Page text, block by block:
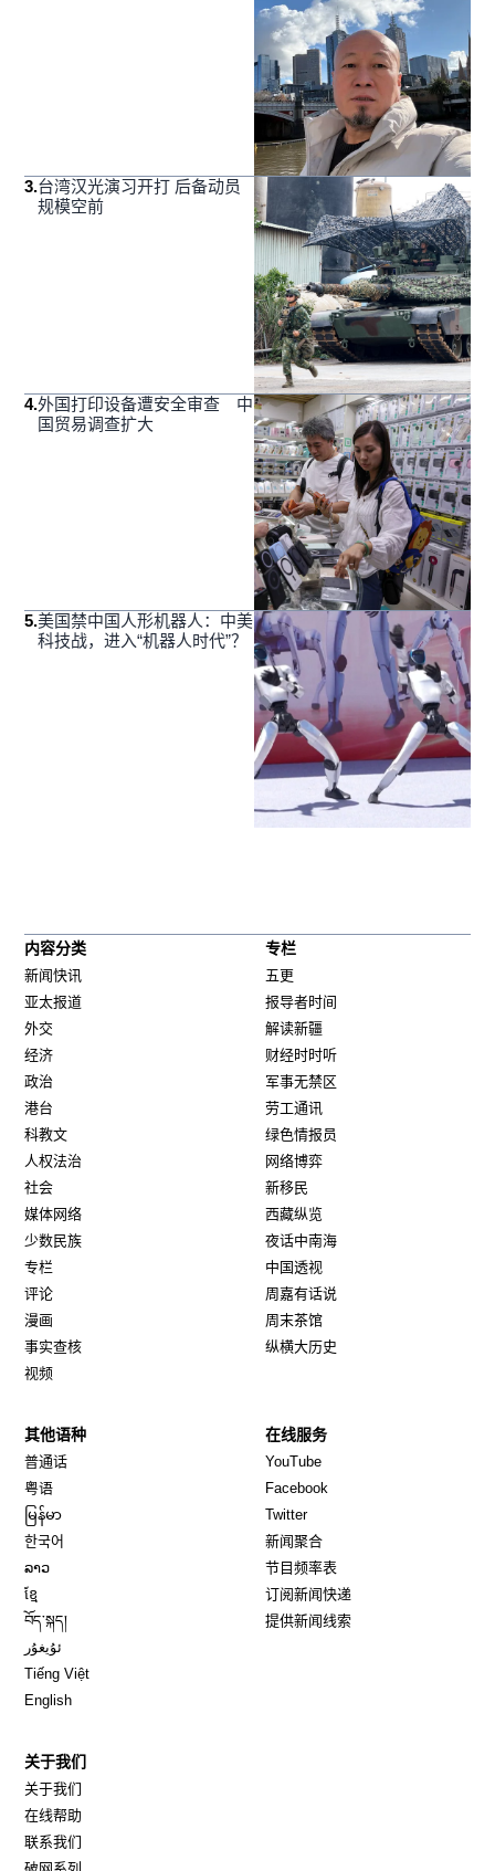
3.台湾汉光演习开打 后备动员
规模空前
4.外国打印设备遭安全审查 中
国贸易调查扩大
5.美国禁中国人形机器人：中美
科技战，进入“机器人时代”？
内容分类
新闻快讯
亚太报道
外交
经济
政治
港台
科教文
人权法治
社会
媒体网络
少数民族
专栏
评论
漫画
事实查核
视频
专栏
五更
报导者时间
解读新疆
财经时时听
军事无禁区
劳工通讯
绿色情报员
网络博弈
新移民
西藏纵览
夜话中南海
中国透视
周嘉有话说
周末茶馆
纵横大历史
其他语种
普通话
粤语
မြန်မာ
한국어
ລາວ
ខ្មែ
བོད་སྐད།
ئۇيغۇر
Tiếng Việt
English
在线服务
YouTube
Facebook
TwitterOpens in new window
新闻聚合
节目频率表
订阅新闻快递
提供新闻线索
关于我们
关于我们
在线帮助
联系我们